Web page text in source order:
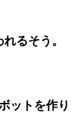
るそう。
ットを作り